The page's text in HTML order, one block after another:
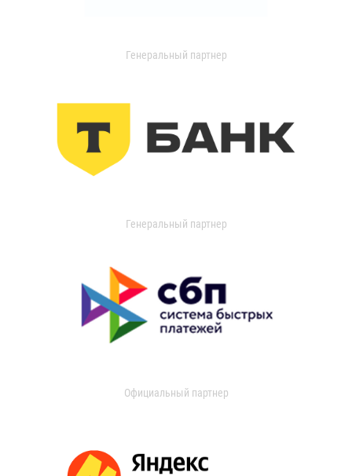
Генеральный партнер
Генеральный партнер
Официальный партнер